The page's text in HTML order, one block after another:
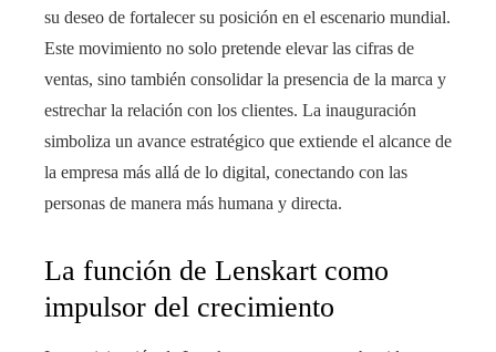
su deseo de fortalecer su posición en el escenario mundial.
Este movimiento no solo pretende elevar las cifras de
ventas, sino también consolidar la presencia de la marca y
estrechar la relación con los clientes. La inauguración
simboliza un avance estratégico que extiende el alcance de
la empresa más allá de lo digital, conectando con las
personas de manera más humana y directa.
La función de Lenskart como
impulsor del crecimiento